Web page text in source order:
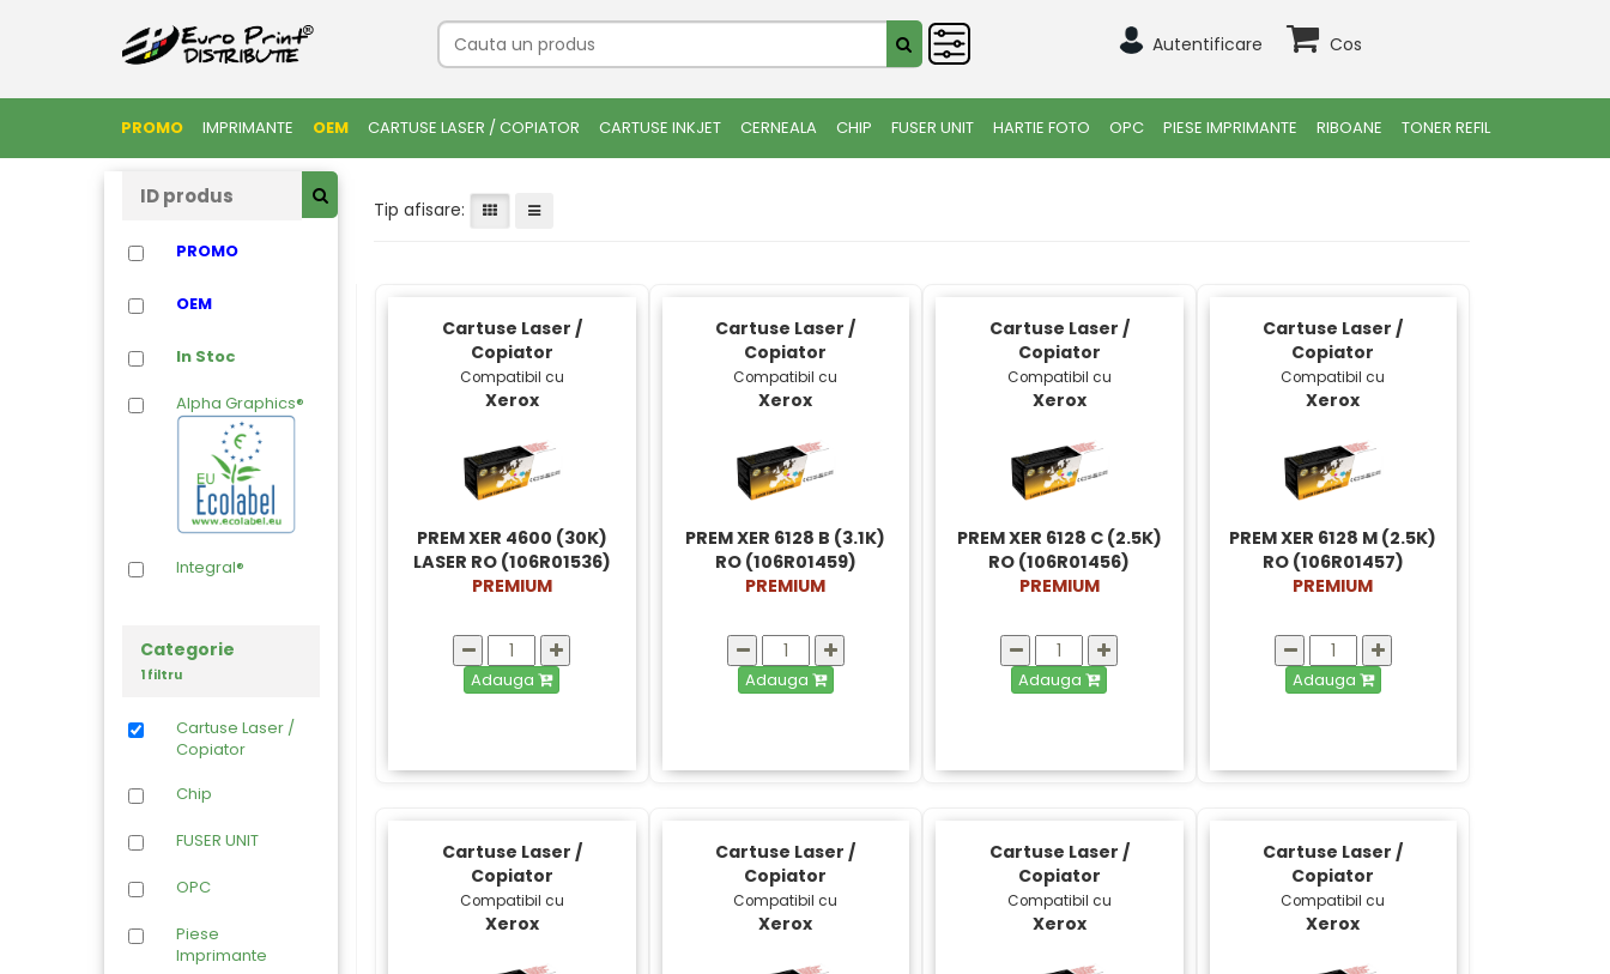
Autentificare Cos
PROMO IMPRIMANTE OEM CARTUSE LASER / COPIATOR CARTUSE INKJET CERNEALA CHIP FUSER UNIT HARTIE FOTO OPC PIESE IMPRIMANTE RIBOANE TONER REFIL
PROMO
OEM
In Stoc
Alpha Graphics®
Integral®
Categorie
1 filtru
Cartuse Laser /
Copiator
Chip
FUSER UNIT
OPC
Piese
Imprimante
Tip afisare:
Cartuse Laser /
Copiator
Compatibil cu
Xerox
PREM XER 4600 (30K)
LASER RO (106R01536)
PREMIUM
Adauga
Cartuse Laser /
Copiator
Compatibil cu
Xerox
PREM XER 6128 B (3.1K)
RO (106R01459)
PREMIUM
Adauga
Cartuse Laser /
Copiator
Compatibil cu
Xerox
PREM XER 6128 C (2.5K)
RO (106R01456)
PREMIUM
Adauga
Cartuse Laser /
Copiator
Compatibil cu
Xerox
PREM XER 6128 M (2.5K)
RO (106R01457)
PREMIUM
Adauga
Cartuse Laser /
Copiator
Compatibil cu
Xerox
Cartuse Laser /
Copiator
Compatibil cu
Xerox
Cartuse Laser /
Copiator
Compatibil cu
Xerox
Cartuse Laser /
Copiator
Compatibil cu
Xerox